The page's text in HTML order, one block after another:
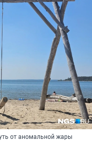
от аномальной жары